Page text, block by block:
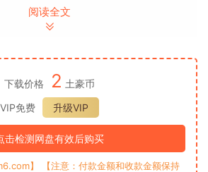
阅读全文
下载价格 2 土豪币
VIP免费
升级VIP
击检测网盘有效后购买
】 【注意：付款金额和收款金额保持